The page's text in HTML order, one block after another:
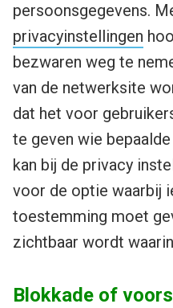
persoonsgegevens.
privacyinstellingen
bezwaren weg te
van de netwerksite
dat het voor
te geven wie
kan bij de privacy
voor de optie waarbij
toestemming moet
zichtbaar wordt
Blokkade of